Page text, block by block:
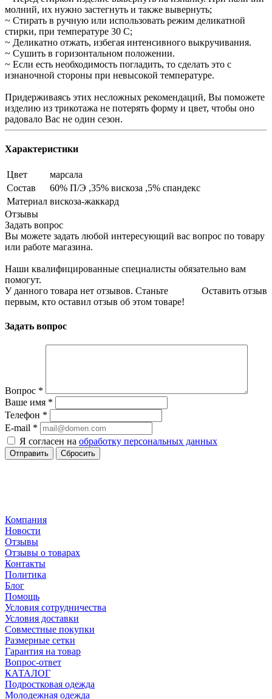
молний, их нужно застегнуть и также вывернуть;
~ Стирать в ручную или использовать режим деликатной
стирки, при температуре 30 С;
~ Деликатно отжать, избегая интенсивного выкручивания.
~ Сушить в горизонтальном положении.
~ Если есть необходимость погладить, то сделать это с
изнаночной стороны при невысокой температуре.
Придерживаясь этих несложных рекомендаций, Вы поможете
изделию из трикотажа не потерять форму и цвет, чтобы оно
радовало Вас не один сезон.
Характеристики
Цвет
марсала
Состав
60% П/Э ,35% вискоза ,5% спандекс
Материал вискоза-жаккард
Отзывы
Задать вопрос
Вы можете задать любой интересующий вас вопрос по товару
или работе магазина.
Наши квалифицированные специалисты обязательно вам
помогут.
Оставить отзыв
У данного товара нет отзывов. Станьте
первым, кто оставил отзыв об этом товаре!
Задать вопрос
Вопрос *
Ваше имя *
Телефон *
E-mail *
Я согласен на обработку персональных данных
Сбросить
Компания
Новости
Отзывы
Отзывы о товарах
Контакты
Политика
Блог
Помощь
Условия сотрудничества
Условия доставки
Совместные покупки
Размерные сетки
Гарантия на товар
Вопрос-ответ
КАТАЛОГ
Подростковая одежда
Молодежная одежда